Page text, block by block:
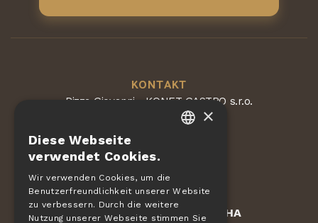
KONTAKT
Pizza Giovanni - KONET GASTRO s.r.o.
Dvorská 168
Tschechische Republik
Geschützt durch reCAPTCHA
DE
SLOVAK
×
Diese Webseite
verwendet Cookies.
Wir verwenden Cookies, um die
Benutzerfreundlichkeit unserer Website
zu verbessern. Durch die weitere
Nutzung unserer Webseite stimmen Sie